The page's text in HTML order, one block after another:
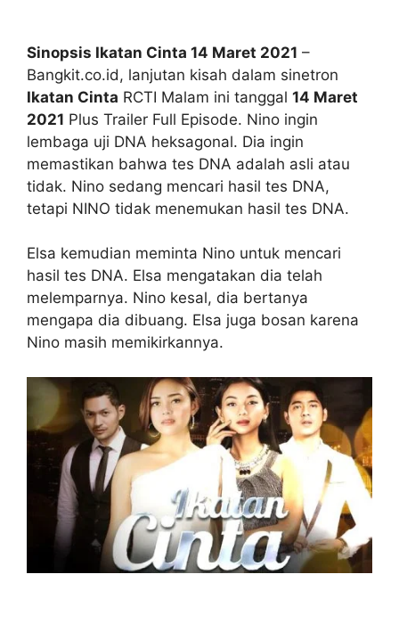
Sinopsis Ikatan Cinta 14 Maret 2021 –
Bangkit.co.id, lanjutan kisah dalam sinetron
Ikatan Cinta RCTI Malam ini tanggal 14 Maret
2021 Plus Trailer Full Episode. Nino ingin
lembaga uji DNA heksagonal. Dia ingin
memastikan bahwa tes DNA adalah asli atau
tidak. Nino sedang mencari hasil tes DNA,
tetapi NINO tidak menemukan hasil tes DNA.
Elsa kemudian meminta Nino untuk mencari
hasil tes DNA. Elsa mengatakan dia telah
melemparnya. Nino kesal, dia bertanya
mengapa dia dibuang. Elsa juga bosan karena
Nino masih memikirkannya.